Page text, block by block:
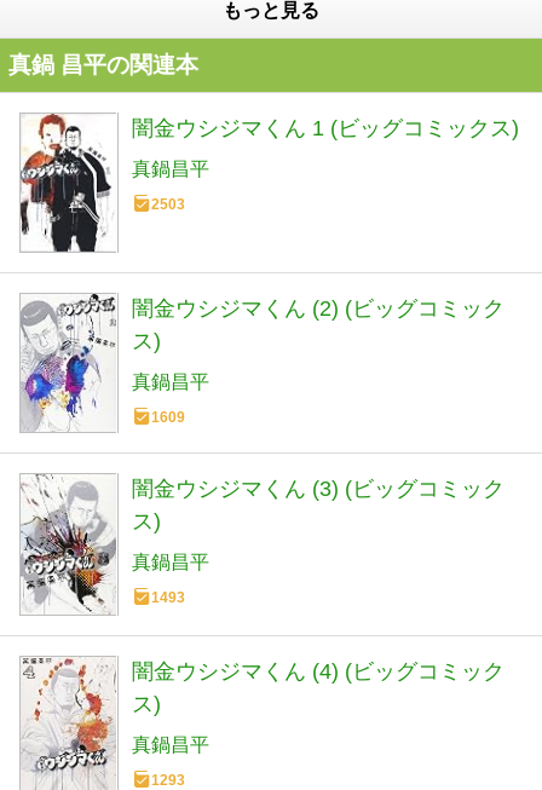
もっと見る
真鍋 昌平の関連本
闇金ウシジマくん 1 (ビッグコミックス)
真鍋昌平
2503
闇金ウシジマくん (2) (ビッグコミック
ス)
真鍋昌平
1609
闇金ウシジマくん (3) (ビッグコミック
ス)
真鍋昌平
1493
闇金ウシジマくん (4) (ビッグコミック
ス)
真鍋昌平
1293